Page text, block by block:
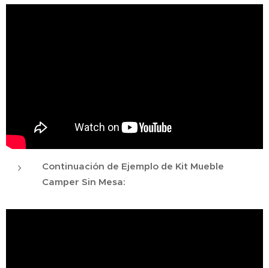
Continuación de Ejemplo de Kit Mueble
Camper Sin Mesa: